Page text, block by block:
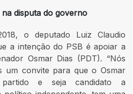
na disputa do governo
o deputado Luiz Claudio
a intenção do PSB é apoiar a
Osmar Dias (PDT). “Nós
um convite para que o Osmar
e seja candidato a